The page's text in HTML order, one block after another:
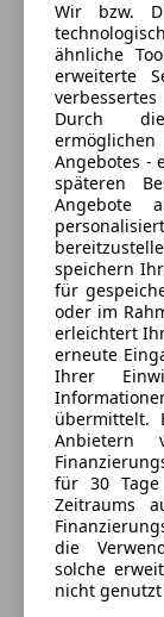
Extras
Alufelgen
Schaltwippen
Skisack
Spoiler
Sportpaket
Sportsitze
Winterreifen
-Sport-Design
-Keyless Entry
-Service
-Garagenauto
-Tempomat
-Sitzheizung
-
-
-RS-
-Anfahr-
-Insassen-
-Fahrwerk
-Bluetooth-
-
uvm...
Ein Fahrzeug
RS3
CMC
5 Sterne
(100%
Anbieter auf
Autohandel
Geöffnet
Schließt
Albin-
2442
Kontakt
Enes Camci
Alle
Anbieter
Deine
Wir bzw.
ähnliche
erweiterte
Durch
Angebotes -
späteren
Angebote
speichern
für
oder im
erleichtert
erneute
Ihrer
übermittelt.
für 30
Zeitraums
die
solche
nicht